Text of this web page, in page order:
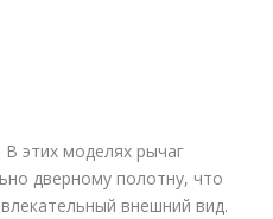
этих моделях рычаг
дверному полотну, что
внешний вид.